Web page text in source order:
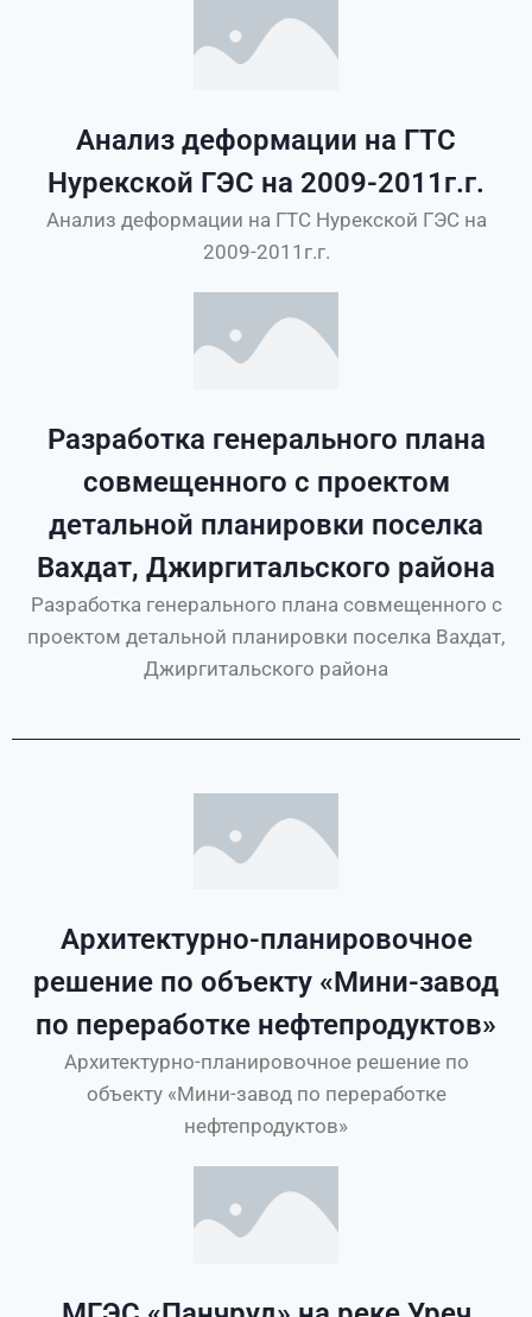
Анализ деформации на ГТС
Нурекской ГЭС на 2009-2011г.г.
Анализ деформации на ГТС Нурекской ГЭС на
2009-2011г.г.
Разработка генерального плана
совмещенного с проектом
детальной планировки поселка
Вахдат, Джиргитальского района
Разработка генерального плана совмещенного с
проектом детальной планировки поселка Вахдат,
Джиргитальского района
Архитектурно-планировочное
решение по объекту «Мини-завод
по переработке нефтепродуктов»
Архитектурно-планировочное решение по
объекту «Мини-завод по переработке
нефтепродуктов»